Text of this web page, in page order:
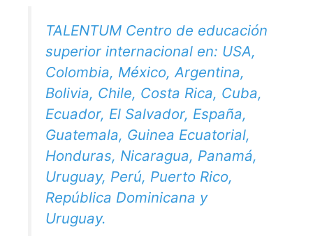
TALENTUM Centro de educación
superior internacional en: USA,
Colombia, México, Argentina,
Bolivia, Chile, Costa Rica, Cuba,
Ecuador, El Salvador, España,
Guatemala, Guinea Ecuatorial,
Honduras, Nicaragua, Panamá,
Uruguay, Perú, Puerto Rico,
República Dominicana y
Uruguay.